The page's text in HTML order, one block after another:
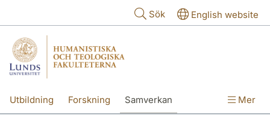
Sök English website
Utbildning Forskning Samverkan Mer